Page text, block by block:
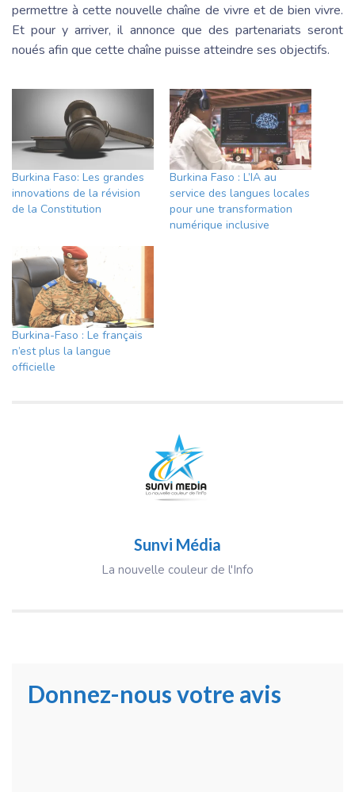
permettre à cette nouvelle chaîne de vivre et de bien vivre.
Et pour y arriver, il annonce que des partenariats seront
noués afin que cette chaîne puisse atteindre ses objectifs.
Burkina Faso: Les grandes
innovations de la révision
de la Constitution
Burkina Faso : L’IA au
service des langues locales
pour une transformation
numérique inclusive
Burkina-Faso : Le français
n’est plus la langue
officielle
Sunvi Média
La nouvelle couleur de l'Info
Donnez-nous votre avis